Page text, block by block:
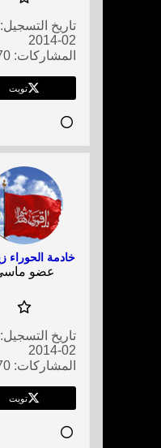
تاريخ التسجيل:
02-2014
المشاركات:
تويت
خادمة الحوراء
عضو
تاريخ التسجيل:
02-2014
المشاركات:
تويت